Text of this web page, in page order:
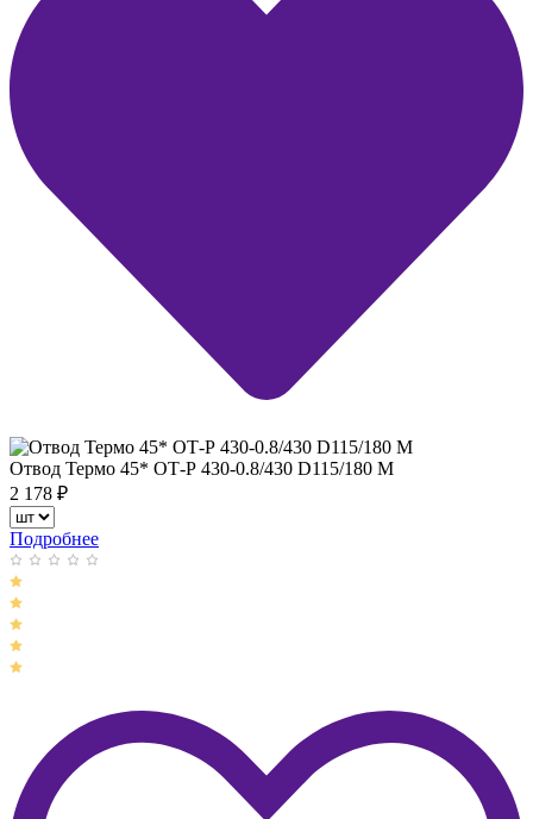
Отвод Термо 45* ОТ-Р 430-0.8/430 D115/180 М
2 178 ₽
Подробнее